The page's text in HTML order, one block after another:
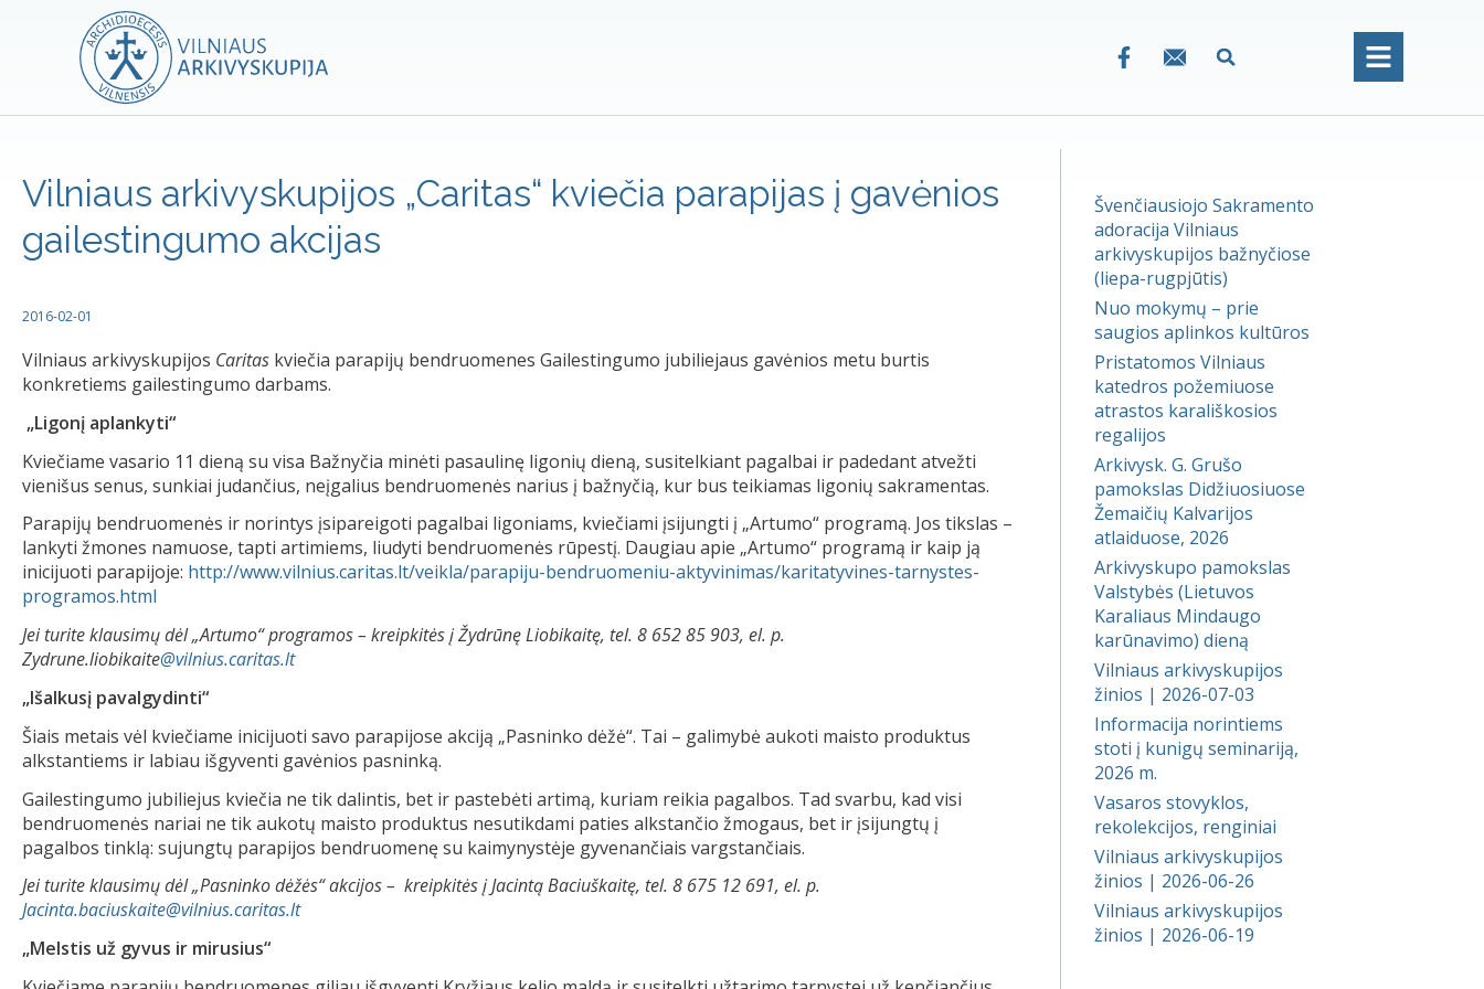
Vilniaus arkivyskupijos „Caritas“ kviečia parapijas į gavėnios
gailestingumo akcijas
2016-02-01
Vilniaus arkivyskupijos Caritas kviečia parapijų bendruomenes Gailestingumo jubiliejaus gavėnios metu burtis
konkretiems gailestingumo darbams.
„Ligonį aplankyti“
Kviečiame vasario 11 dieną su visa Bažnyčia minėti pasaulinę ligonių dieną, susitelkiant pagalbai ir padedant atvežti
vienišus senus, sunkiai judančius, neįgalius bendruomenės narius į bažnyčią, kur bus teikiamas ligonių sakramentas.
Parapijų bendruomenės ir norintys įsipareigoti pagalbai ligoniams, kviečiami įsijungti į „Artumo“ programą. Jos tikslas –
lankyti žmones namuose, tapti artimiems, liudyti bendruomenės rūpestį. Daugiau apie „Artumo“ programą ir kaip ją
inicijuoti parapijoje: http://www.vilnius.caritas.lt/veikla/parapiju-bendruomeniu-aktyvinimas/karitatyvines-tarnystes-
programos.html
Jei turite klausimų dėl „Artumo“ programos – kreipkitės į Žydrūnę Liobikaitę, tel. 8 652 85 903, el. p.
Zydrune.liobikaite@vilnius.caritas.lt
„Išalkusį pavalgydinti“
Šiais metais vėl kviečiame inicijuoti savo parapijose akciją „Pasninko dėžė“. Tai – galimybė aukoti maisto produktus
alkstantiems ir labiau išgyventi gavėnios pasninką.
Gailestingumo jubiliejus kviečia ne tik dalintis, bet ir pastebėti artimą, kuriam reikia pagalbos. Tad svarbu, kad visi
bendruomenės nariai ne tik aukotų maisto produktus nesutikdami paties alkstančio žmogaus, bet ir įsijungtų į
pagalbos tinklą: sujungtų parapijos bendruomenę su kaimynystėje gyvenančiais vargstančiais.
Jei turite klausimų dėl „Pasninko dėžės“ akcijos – kreipkitės į Jacintą Baciuškaitę, tel. 8 675 12 691, el. p.
Jacinta.baciuskaite@vilnius.caritas.lt
„Melstis už gyvus ir mirusius“
Švenčiausiojo Sakramento
adoracija Vilniaus
arkivyskupijos bažnyčiose
(liepa-rugpjūtis)
Nuo mokymų – prie
saugios aplinkos kultūros
Pristatomos Vilniaus
katedros požemiuose
atrastos karališkosios
regalijos
Arkivysk. G. Grušo
pamokslas Didžiuosiuose
Žemaičių Kalvarijos
atlaiduose, 2026
Arkivyskupo pamokslas
Valstybės (Lietuvos
Karaliaus Mindaugo
karūnavimo) dieną
Vilniaus arkivyskupijos
žinios | 2026-07-03
Informacija norintiems
stoti į kunigų seminariją,
2026 m.
Vasaros stovyklos,
rekolekcijos, renginiai
Vilniaus arkivyskupijos
žinios | 2026-06-26
Vilniaus arkivyskupijos
žinios | 2026-06-19